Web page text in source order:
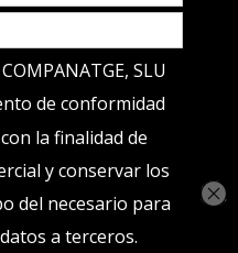
- Todos los derechos